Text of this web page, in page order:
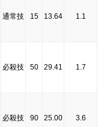
通常技 15 13.64 1.1
必殺技 50 29.41 1.7
必殺技 90 25.00 3.6